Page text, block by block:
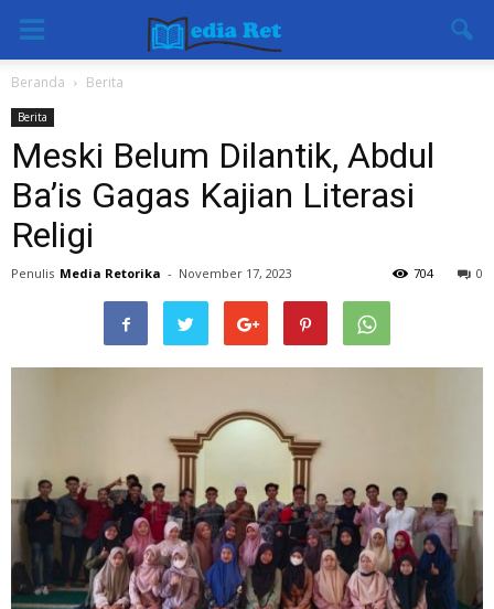
Beranda Berita
Berita
Meski Belum Dilantik, Abdul
Ba’is Gagas Kajian Literasi
Religi
Penulis Media Retorika - November 17, 2023 0
704